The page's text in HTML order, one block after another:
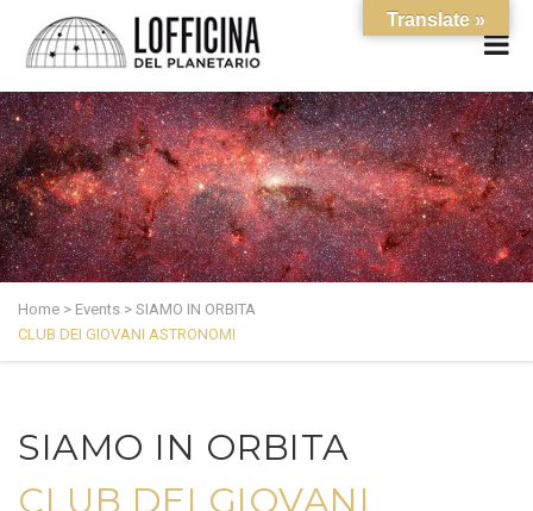
Home > Events > SIAMO IN ORBITA
CLUB DEI GIOVANI ASTRONOMI
SIAMO IN ORBITA
CLUB DEI GIOVANI
Translate »